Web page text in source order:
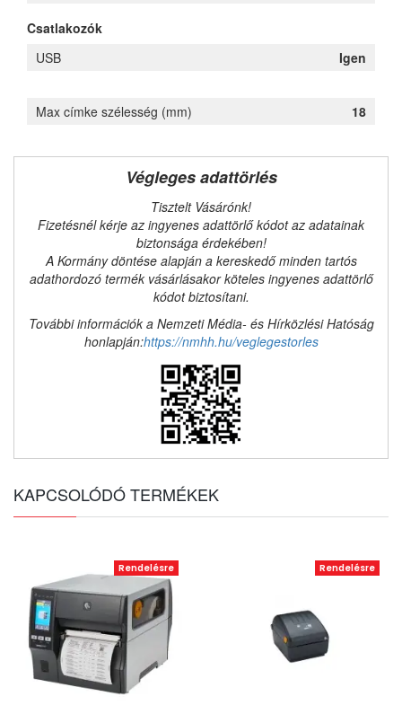
Csatlakozók
USB
Igen
Max címke szélesség (mm) 18
Végleges adattörlés
Tisztelt Vásárónk!
Fizetésnél kérje az ingyenes adattörlő kódot az adatainak
biztonsága érdekében!
A Kormány döntése alapján a kereskedő minden tartós
adathordozó termék vásárlásakor köteles ingyenes adattörlő
kódot biztosítani.
További információk a Nemzeti Média- és Hírközlési Hatóság
honlapján:https://nmhh.hu/veglegestorles
KAPCSOLÓDÓ TERMÉKEK
Rendelésre Rendelésre